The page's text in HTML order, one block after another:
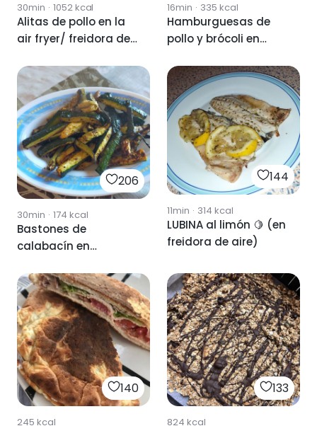
30min · 1052kcal
Alitas de pollo en la
air fryer/ freidora de
16min · 335 kcal
Hamburguesas de
pollo y brócoli en
206
30min · 174 kcal
Bastones de
calabacín en
144
11min · 314 kcal
LUBINA al limón 🍋 (en
freidora de aire)
140
245 kcal
133
824 kcal